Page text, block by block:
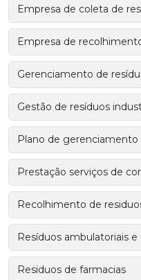
Empresa de coleta de
Empresa de
Gerenciamento de
Gestão de resíduos
Plano de gerenciamento
Prestação serviços de
Recolhimento de
Resíduos ambulatoriais
Residuos de farmacias